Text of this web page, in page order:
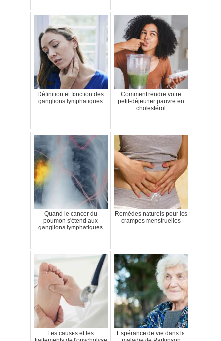
Définition et fonction des
ganglions lymphatiques
Comment rendre votre
petit-déjeuner pauvre en
cholestérol
Quand le cancer du
poumon s'étend aux
ganglions lymphatiques
Remèdes naturels pour les
crampes menstruelles
Les causes et les
Espérance de vie dans la